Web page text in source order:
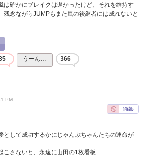
は確かにブレイクは遅かったけど、それを維持す
残念ながらJUMPもまた嵐の後継者には成れないと
うーん… 366
PM
として成功するかにじゃんぷちゃんたちの運命が
こさないと、永遠に山田の1枚看板…